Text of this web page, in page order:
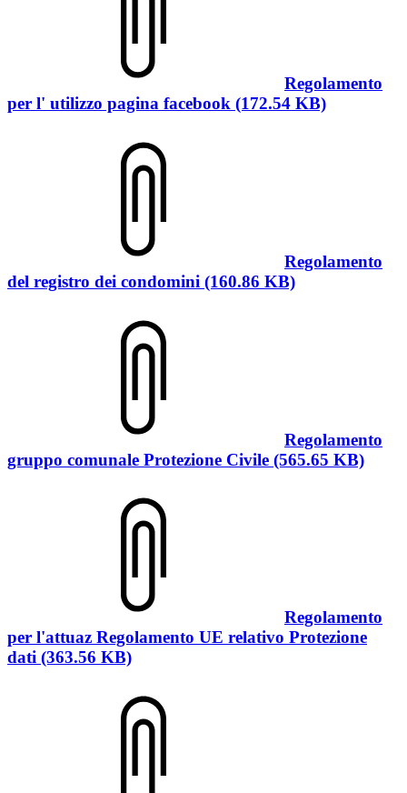
Regolamento
per l' utilizzo pagina facebook (172.54 KB)
Regolamento
del registro dei condomini (160.86 KB)
Regolamento
gruppo comunale Protezione Civile (565.65 KB)
Regolamento
per l'attuaz Regolamento UE relativo Protezione
dati (363.56 KB)